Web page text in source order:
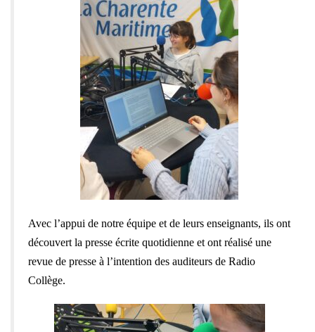
Avec l’appui de notre équipe et de leurs enseignants, ils ont
découvert la presse écrite quotidienne et ont réalisé une
revue de presse à l’intention des auditeurs de Radio
Collège.